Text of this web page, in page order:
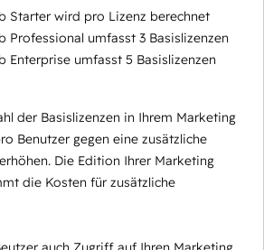
Starter wird pro Lizenz berechnet
Professional umfasst 3 Basislizenzen
Enterprise umfasst 5 Basislizenzen
der Basislizenzen in Ihrem Marketing
Benutzer gegen eine zusätzliche
Die Edition Ihrer Marketing
die Kosten für zusätzliche